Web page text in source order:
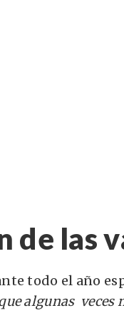
de las
todo el año
algunas veces